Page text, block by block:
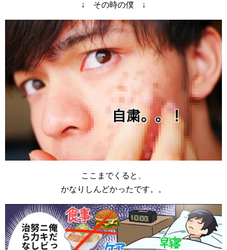
↓ その時の僕 ↓
ここまでくると、
かなりしんどかったです。。